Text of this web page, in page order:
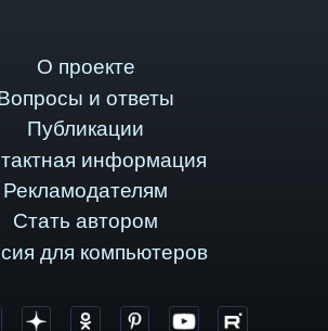
О проекте
и ответы
Публикации
информация
Рекламодателям
Стать автором
для компьютеров